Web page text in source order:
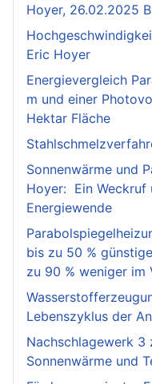
Hoyer, 26.02.2025 B
Eric Hoyer
Energievergleich
m und einer
Hektar Fläche
Sonnenwärme und
Hoyer: Ein Weckruf
Energiewende
bis zu 50 %
zu 90 % weniger im
Lebenszyklus der
Nachschlagewerk 3
Sonnenwärme und